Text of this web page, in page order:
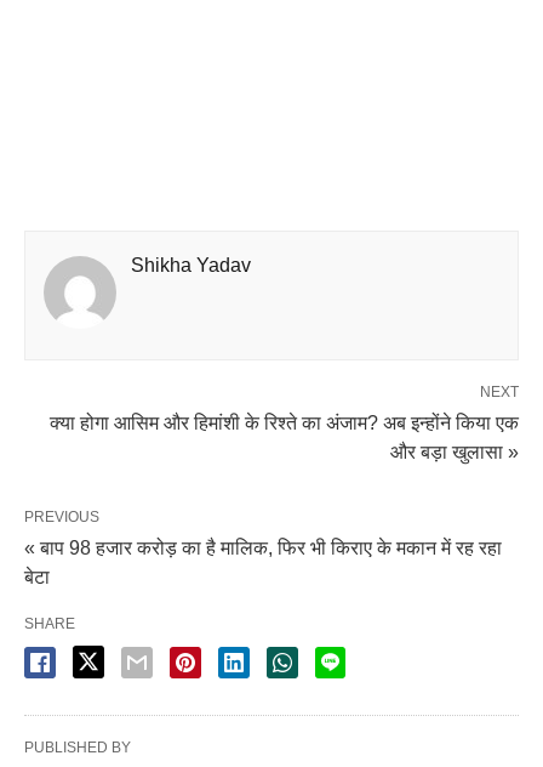
Shikha Yadav
NEXT
क्या होगा आसिम और हिमांशी के रिश्ते का अंजाम? अब इन्होंने किया एक
और बड़ा खुलासा »
PREVIOUS
« बाप 98 हजार करोड़ का है मालिक, फिर भी किराए के मकान में रह रहा
बेटा
SHARE
PUBLISHED BY